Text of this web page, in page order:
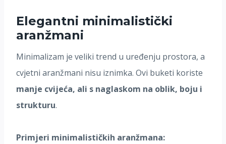
Elegantni minimalistički
aranžmani
Minimalizam je veliki trend u uređenju prostora, a
cvjetni aranžmani nisu iznimka. Ovi buketi koriste
manje cvijeća, ali s naglaskom na oblik, boju i
strukturu.
Primjeri minimalističkih aranžmana: